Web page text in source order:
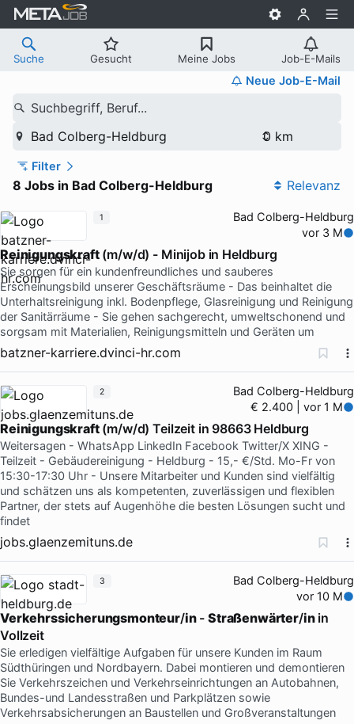
Suche Gesucht Meine Jobs Job-E-Mails
Neue Job-E-Mail
Suchbegriff, Beruf...
Bad Colberg-Heldburg
Filter
8 Jobs in Bad Colberg-Heldburg Relevanz
Bad Colberg-Heldburg
vor 3 M
Reinigungskraft(m/w/d) - Minijob in Heldburg
Sie sorgen für ein kundenfreundliches und sauberes
Erscheinungsbild unserer Geschäftsräume - Das beinhaltet die
Unterhaltsreinigung inkl. Bodenpflege, Glasreinigung und Reinigung
der Sanitärräume - Sie gehen sachgerecht, umweltschonend und
sorgsam mit Materialien, Reinigungsmitteln und Geräten um
batzner-karriere.dvinci-hr.com
1
Bad Colberg-Heldburg
€ 2.400 | vor 1 M
Reinigungskraft(m/w/d) Teilzeit in 98663 Heldburg
Weitersagen - WhatsApp LinkedIn Facebook Twitter/X XING -
Teilzeit - Gebäudereinigung - Heldburg - 15,- €/Std. Mo-Fr von
15:30-17:30 Uhr - Unsere Mitarbeiter und Kunden sind vielfältig
und schätzen uns als kompetenten, zuverlässigen und flexiblen
Partner, der stets auf Augenhöhe die besten Lösungen sucht und
findet
jobs.glaenzemituns.de
2
Bad Colberg-Heldburg
vor 10 M
Verkehrssicherungsmonteur/in-Straßenwärter/inin
Vollzeit
Sie erledigen vielfältige Aufgaben für unsere Kunden im Raum
Südthüringen und Nordbayern. Dabei montieren und demontieren
Sie Verkehrszeichen und Verkehrseinrichtungen an Autobahnen,
Bundes-und Landesstraßen und Parkplätzen sowie
Verkehrsabsicherungen an Baustellen und Großveranstaltungen
3